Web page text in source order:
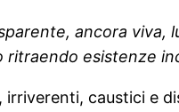
ancora viva,
esistenze
caustici e